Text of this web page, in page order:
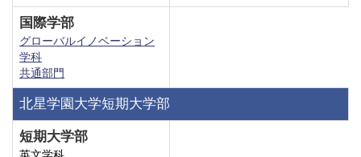
国際学部
グローバルイノベーション
学科
共通部門
北星学園大学短期大学部
短期大学部